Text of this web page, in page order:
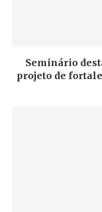
Seminário
projeto de